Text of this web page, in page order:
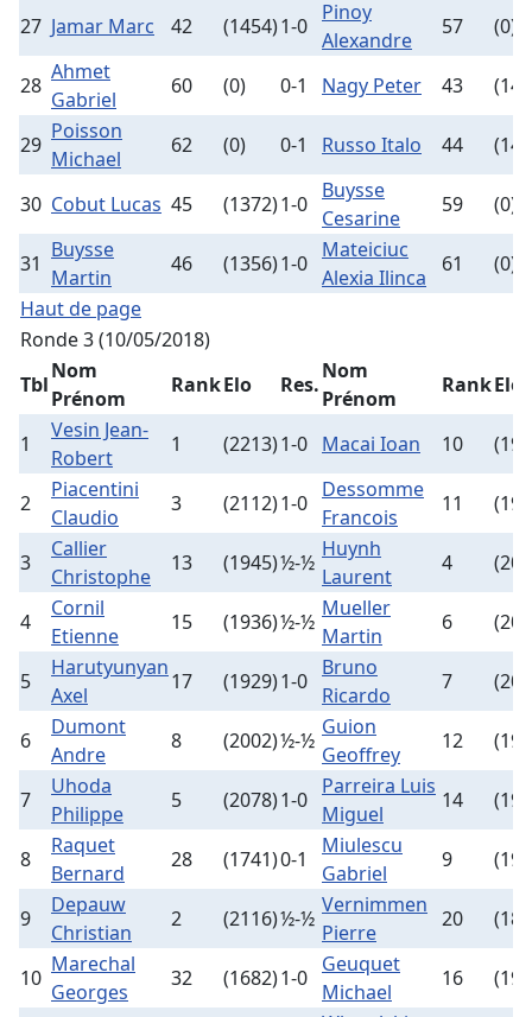
27 Jamar Marc 42 (1454)1-0
Pinoy
Alexandre
57 (0)
28
Ahmet
Gabriel
60 (0) 0-1 Nagy Peter 43
29
Poisson
Michael
62 (0) 0-1 Russo Italo 44
30 Cobut Lucas 45 (1372)1-0
Buysse
Cesarine
59 (0)
31
Buysse
Martin
46 (1356)1-0
Mateiciuc
Alexia Ilinca
61
(0)
Haut de page
Ronde 3 (10/05/2018)
Tbl
Nom
Prénom
RankElo Res.
Nom
Prénom
RankElo
1
Vesin Jean-
Robert
1 (2213)1-0 Macai Ioan 10
2
Piacentini
Claudio
3 (2112)1-0
Dessomme
Francois
11
3
Callier
Christophe
13 (1945)½-½
Huynh
Laurent
4
4
Cornil
Etienne
15 (1936)½-½
Mueller
Martin
6
5
Harutyunyan
Axel
17 (1929)1-0
Bruno
Ricardo
7
6
Dumont
Andre
8 (2002)½-½
Guion
Geoffrey
12
7
Uhoda
Philippe
5 (2078)1-0
Parreira Luis
Miguel
14
8
Raquet
Bernard
28 (1741)0-1
Miulescu
Gabriel
9
9
Depauw
Christian
2 (2116)½-½
Vernimmen
Pierre
20
10
Marechal
Georges
32 (1682)1-0
Geuquet
Michael
16